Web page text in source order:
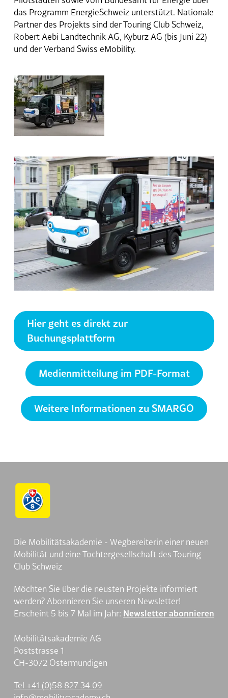
das Programm EnergieSchweiz unterstützt. Nationale
Partner des Projekts sind der Touring Club Schweiz,
Robert Aebi Landtechnik AG, Kyburz AG (bis Juni 22)
und der Verband Swiss eMobility.
Hier geht es direkt zur
Buchungsplattform
Medienmitteilung im PDF-Format
Weitere Informationen zu SMARGO
Die Mobilitätsakademie - Wegbereiterin einer neuen
Mobilität und eine Tochtergesellschaft des Touring
Club Schweiz
Möchten Sie über die neusten Projekte informiert
werden? Abonnieren Sie unseren Newsletter!
Erscheint 5 bis 7 Mal im Jahr: Newsletter abonnieren
Mobilitätsakademie AG
Poststrasse 1
CH-3072 Ostermundigen
Tel +41 (0)58 827 34 09